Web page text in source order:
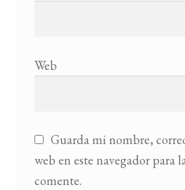
Web
Guarda mi nombre,
web en este navegador para
comente.